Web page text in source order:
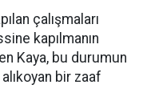
çalışmaları
kapılmanın
Kaya, bu durumun
bir zaaf